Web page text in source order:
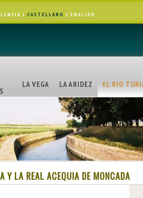
| CASTELLANO | ENGLISH
LA VEGA LA ARIDEZ EL RIO
Y LA REAL ACEQUIA DE MONCADA